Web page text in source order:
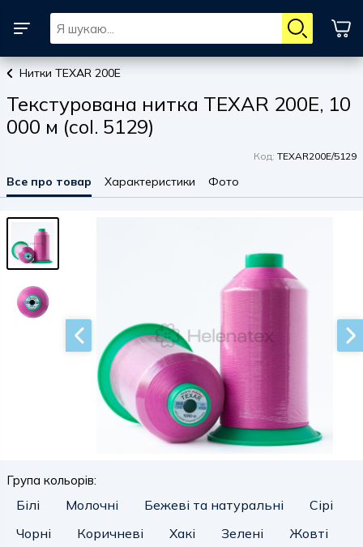
Нитки TEXAR 200E
Текстурована нитка TEXAR 200E, 10
000 м (col. 5129)
Код: TEXAR200E/5129
Все про товар Характеристики Фото
Група кольорів:
Білі Молочні Бежеві та натуральні
Сірі
Чорні
Коричневі Хакі Зелені
Жовті